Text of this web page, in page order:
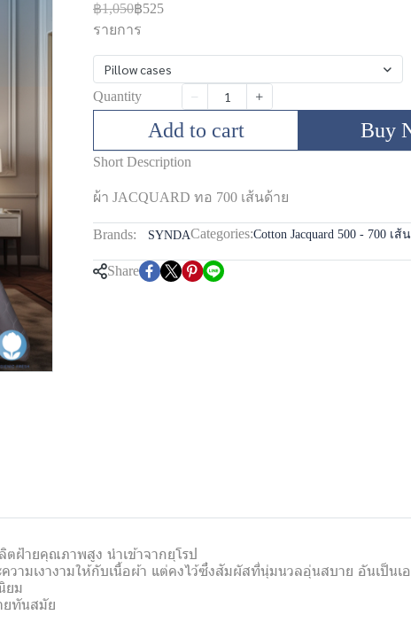
฿1,050฿525
รายการ
Pillow cases
Quantity
Add to cart Buy
Short Description
ผ้า JACQUARD ทอ 700 เส้นด้าย
Brands: SYNDACategories:Cotton Jacquard 500 - 700 เส้
Share
ฝ้ายคุณภาพสูง นำเข้าจากยุโรป
ามเงางามให้กับเนื้อผ้า แต่คงไว้ซึ่งสัมผัสที่นุ่มนวลอุ่นสบาย อันเป็น
ยม
ยทันสมัย